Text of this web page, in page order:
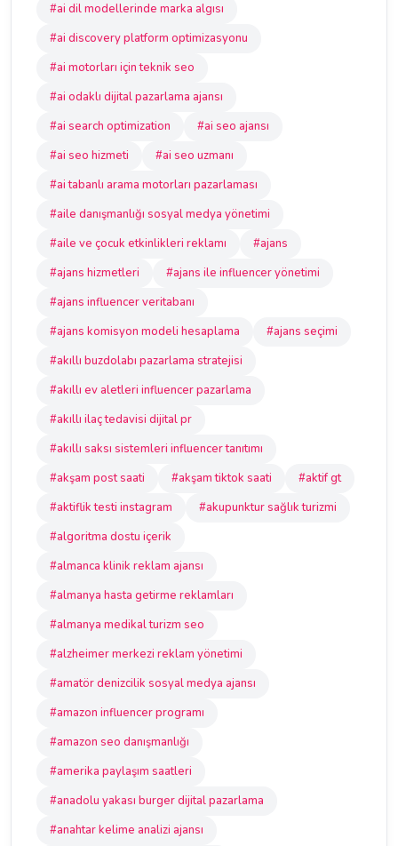
#ai dil modellerinde marka algısı
#ai discovery platform optimizasyonu
#ai motorları için teknik seo
#ai odaklı dijital pazarlama ajansı
#ai search optimization
#ai seo ajansı
#ai seo hizmeti
#ai seo uzmanı
#ai tabanlı arama motorları pazarlaması
#aile danışmanlığı sosyal medya yönetimi
#aile ve çocuk etkinlikleri reklamı
#ajans
#ajans hizmetleri
#ajans ile influencer yönetimi
#ajans influencer veritabanı
#ajans komisyon modeli hesaplama
#ajans seçimi
#akıllı buzdolabı pazarlama stratejisi
#akıllı ev aletleri influencer pazarlama
#akıllı ilaç tedavisi dijital pr
#akıllı saksı sistemleri influencer tanıtımı
#akşam post saati
#akşam tiktok saati
#aktif gt
#aktiflik testi instagram
#akupunktur sağlık turizmi
#algoritma dostu içerik
#almanca klinik reklam ajansı
#almanya hasta getirme reklamları
#almanya medikal turizm seo
#alzheimer merkezi reklam yönetimi
#amatör denizcilik sosyal medya ajansı
#amazon influencer programı
#amazon seo danışmanlığı
#amerika paylaşım saatleri
#anadolu yakası burger dijital pazarlama
#anahtar kelime analizi ajansı